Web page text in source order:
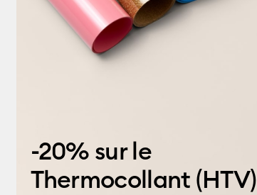
-20% sur le
Thermocollant (HTV)